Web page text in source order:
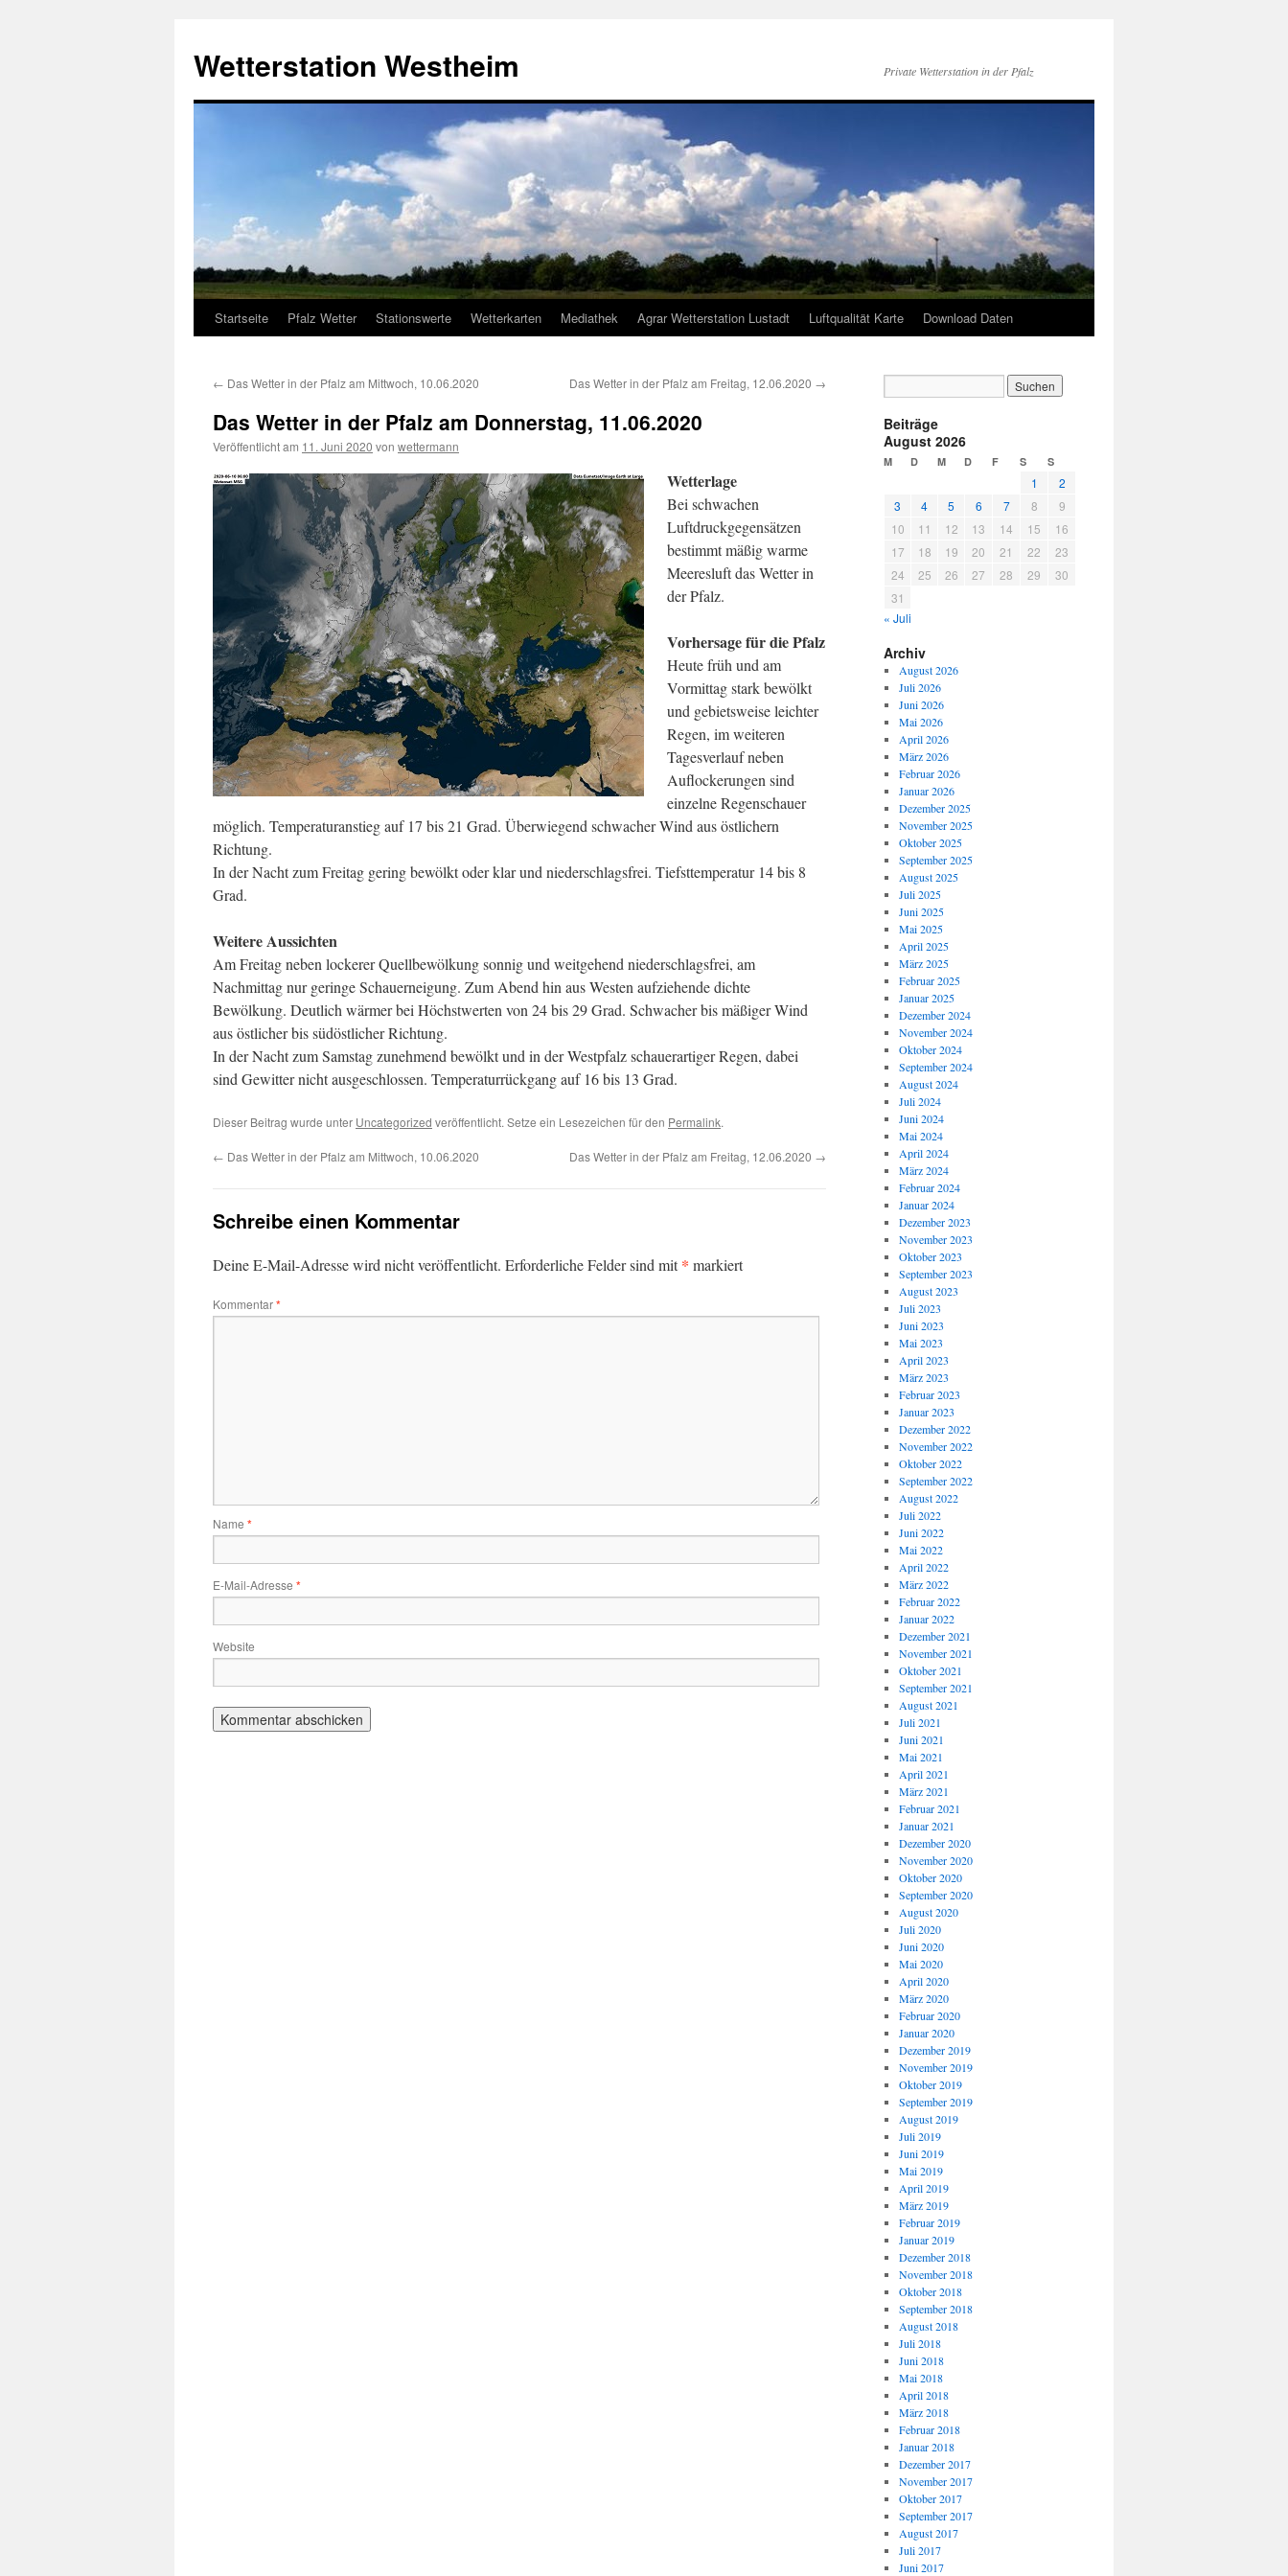
springen
Wetterstation Westheim Private Wetterstation in der Pfalz
Startseite Pfalz Wetter Stationswerte Wetterkarten Mediathek Agrar Wetterstation Lustadt Luftqualität Karte Download Daten
← Das Wetter in der Pfalz am Mittwoch, 10.06.2020 Das Wetter in der Pfalz am Freitag, 12.06.2020 →
Das Wetter in der Pfalz am Donnerstag, 11.06.2020
Veröffentlicht am 11. Juni 2020 von wettermann
Wetterlage
Bei schwachen
Luftdruckgegensätzen
bestimmt mäßig warme
Meeresluft das Wetter in
der Pfalz.
Vorhersage für die Pfalz
Heute früh und am
Vormittag stark bewölkt
und gebietsweise leichter
Regen, im weiteren
Tagesverlauf neben
Auflockerungen sind
einzelne Regenschauer
möglich. Temperaturanstieg auf 17 bis 21 Grad. Überwiegend schwacher Wind aus östlichern
Richtung.
In der Nacht zum Freitag gering bewölkt oder klar und niederschlagsfrei. Tiefsttemperatur 14 bis 8
Grad.
Weitere Aussichten
Am Freitag neben lockerer Quellbewölkung sonnig und weitgehend niederschlagsfrei, am
Nachmittag nur geringe Schauerneigung. Zum Abend hin aus Westen aufziehende dichte
Bewölkung. Deutlich wärmer bei Höchstwerten von 24 bis 29 Grad. Schwacher bis mäßiger Wind
aus östlicher bis südöstlicher Richtung.
In der Nacht zum Samstag zunehmend bewölkt und in der Westpfalz schauerartiger Regen, dabei
sind Gewitter nicht ausgeschlossen. Temperaturrückgang auf 16 bis 13 Grad.
Dieser Beitrag wurde unter Uncategorized veröffentlicht. Setze ein Lesezeichen für den Permalink.
← Das Wetter in der Pfalz am Mittwoch, 10.06.2020 Das Wetter in der Pfalz am Freitag, 12.06.2020 →
Schreibe einen Kommentar
Deine E-Mail-Adresse wird nicht veröffentlicht. Erforderliche Felder sind mit* markiert
Kommentar*
Name *
E-Mail-Adresse *
Website
Beiträge
August 2026
M D M D F S S
1
2
3
4 5 6 7 8
9
10
11 12 13 14 15
16
17
18 19 20 21 22
23
24
25 26 27 28 29
30
31
« Juli
Archiv
August 2026
Juli 2026
Juni 2026
Mai 2026
April 2026
März 2026
Februar 2026
Januar 2026
Dezember 2025
November 2025
Oktober 2025
September 2025
August 2025
Juli 2025
Juni 2025
Mai 2025
April 2025
März 2025
Februar 2025
Januar 2025
Dezember 2024
November 2024
Oktober 2024
September 2024
August 2024
Juli 2024
Juni 2024
Mai 2024
April 2024
März 2024
Februar 2024
Januar 2024
Dezember 2023
November 2023
Oktober 2023
September 2023
August 2023
Juli 2023
Juni 2023
Mai 2023
April 2023
März 2023
Februar 2023
Januar 2023
Dezember 2022
November 2022
Oktober 2022
September 2022
August 2022
Juli 2022
Juni 2022
Mai 2022
April 2022
März 2022
Februar 2022
Januar 2022
Dezember 2021
November 2021
Oktober 2021
September 2021
August 2021
Juli 2021
Juni 2021
Mai 2021
April 2021
März 2021
Februar 2021
Januar 2021
Dezember 2020
November 2020
Oktober 2020
September 2020
August 2020
Juli 2020
Juni 2020
Mai 2020
April 2020
März 2020
Februar 2020
Januar 2020
Dezember 2019
November 2019
Oktober 2019
September 2019
August 2019
Juli 2019
Juni 2019
Mai 2019
April 2019
März 2019
Februar 2019
Januar 2019
Dezember 2018
November 2018
Oktober 2018
September 2018
August 2018
Juli 2018
Juni 2018
Mai 2018
April 2018
März 2018
Februar 2018
Januar 2018
Dezember 2017
November 2017
Oktober 2017
September 2017
August 2017
Juli 2017
Juni 2017